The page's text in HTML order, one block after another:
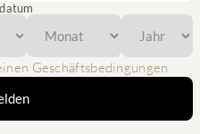
Geschäftsbedingungen